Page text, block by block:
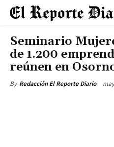
Seminario
de 1.200
reúnen en
By Redacción El Reporte Diario